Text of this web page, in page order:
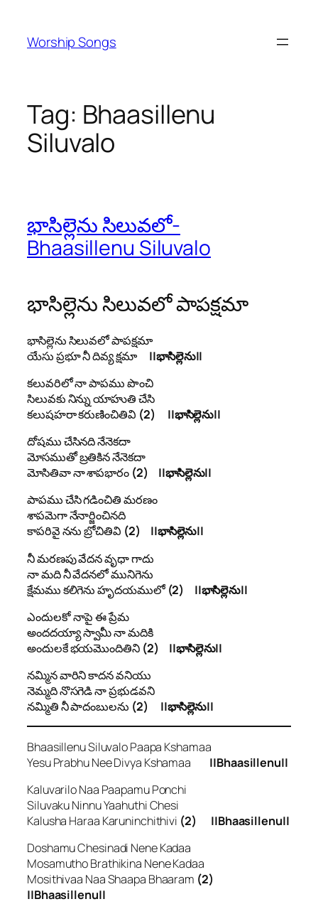
content
Worship Songs
Tag: Bhaasillenu
Siluvalo
భాసిల్లెను సిలువలో-
Bhaasillenu Siluvalo
భాసిల్లెను సిలువలో పాపక్షమా
భాసిల్లెను సిలువలో పాపక్షమా
యేసు ప్రభూ నీ దివ్య క్షమా ||భాసిల్లెను||
కలువరిలో నా పాపము పొంచి
సిలువకు నిన్ను యాహుతి చేసి
కలుషహరా కరుణించితివి (2) ||భాసిల్లెను||
దోషము చేసినది నేనెకదా
మోసముతో బ్రతికిన నేనెకదా
మోసితివా నా శాపభారం (2) ||భాసిల్లెను||
పాపము చేసి గడించితి మరణం
శాపమెగా నేనార్జించినది
కాపరివై నను బ్రోచితివి (2) ||భాసిల్లెను||
నీ మరణపు వేదన వృధా గాదు
నా మది నీ వేదనలో మునిగెను
క్షేమము కలిగెను హృదయములో(2) ||భాసిల్లెను||
ఎందులకో నాపై ఈ ప్రేమ
అందదయ్యా స్వామీ నా మదికి
అందులకే భయమొందితిని (2) ||భాసిల్లెను||
నమ్మిన వారిని కాదన వనియు
నెమ్మది నొసగెడి నా ప్రభుడవని
నమ్మితి నీ పాదంబులను (2) ||భాసిల్లెను||
Bhaasillenu Siluvalo Paapa Kshamaa
Yesu Prabhu Nee Divya Kshamaa ||Bhaasillenu||
Kaluvarilo Naa Paapamu Ponchi
Siluvaku Ninnu Yaahuthi Chesi
Kalusha Haraa Karuninchithivi (2) ||Bhaasillenu||
Doshamu Chesinadi Nene Kadaa
Mosamutho Brathikina Nene Kadaa
Mosithivaa Naa Shaapa Bhaaram (2)
||Bhaasillenu||